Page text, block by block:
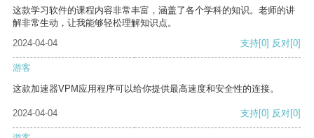
这款学习软件的课程内容非常丰富，涵盖了各个学科的知识。老师的讲
解非常生动，让我能够轻松理解知识点。
2024-04-04
支持[0] 反对[0]
游客
这款加速器VPM应用程序可以给你提供最高速度和安全性的连接。
2024-04-04 支持[0] 反对[0]